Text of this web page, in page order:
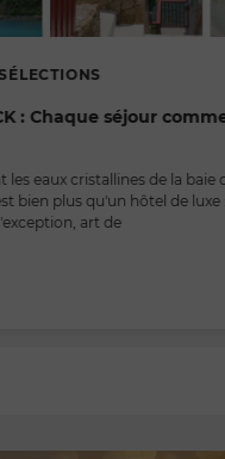
: Chaque séjour
les eaux cristallines de la baie
bien plus qu'un hôtel de luxe
art de